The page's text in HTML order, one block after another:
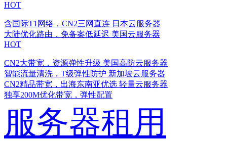
HOT
含国际T1网络，CN2三网直连 日本云服务器
大陆优化路由，免备案低延迟 美国云服务器
HOT
CN2大带宽，资源弹性升级 美国高防云服务器
智能流量清洗，T级弹性防护 新加坡云服务器
CN2精品带宽，出海东南亚优选 轻量云服务器
独享200M优化带宽，弹性配置
服务器租用